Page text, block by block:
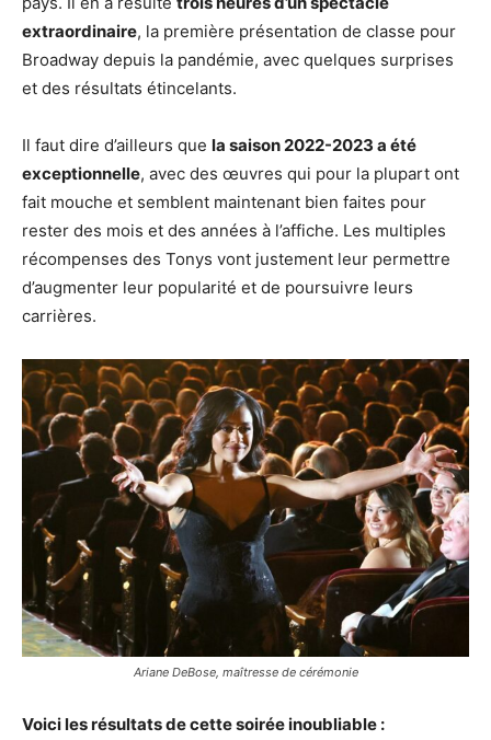
extraordinaire, la première présentation de classe pour
Broadway depuis la pandémie, avec quelques surprises
et des résultats étincelants.
Il faut dire d’ailleurs que la saison 2022-2023 a été
exceptionnelle, avec des œuvres qui pour la plupart ont
fait mouche et semblent maintenant bien faites pour
rester des mois et des années à l’affiche. Les multiples
récompenses des Tonys vont justement leur permettre
d’augmenter leur popularité et de poursuivre leurs
carrières.
Ariane DeBose, maîtresse de cérémonie
Voici les résultats de cette soirée inoubliable :